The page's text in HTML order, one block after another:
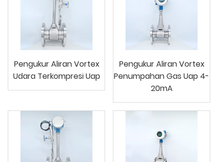
Pengukur Aliran Vortex
Udara Terkompresi Uap
Pengukur Aliran Vortex
Penumpahan Gas Uap 4-
20mA